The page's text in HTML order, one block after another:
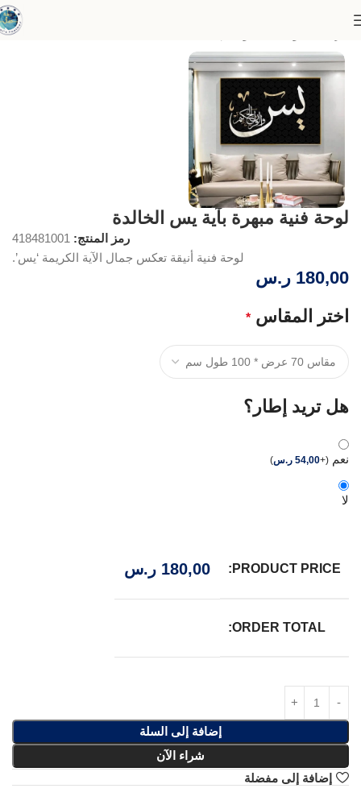
لوحة فنية مبهرة بآية يس الخالدة
رمز المنتج: 418481001
لوحة فنية أنيقة تعكس جمال الآية الكريمة ‘يس’.
180,00 ر.س
اختر المقاس *
هل تريد إطار؟
نعم (
+
54,00 ر.س)
لا
PRODUCT PRICE:
180,00 ر.س
ORDER TOTAL:
إضافة إلى السلة
شراء الآن
إضافة إلى مفضلة